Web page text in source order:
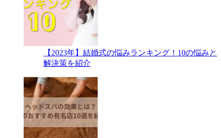
【2023年】結婚式の悩みランキング！10の悩みと
解決策を紹介